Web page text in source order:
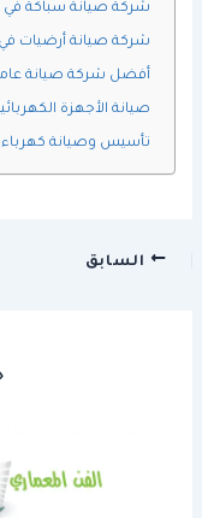
شركة صيانة سباكة
شركة صيانة أرضيات
أفضل شركة صيانة
صيانة الأجهزة
تأسيس وصيانة
السابق